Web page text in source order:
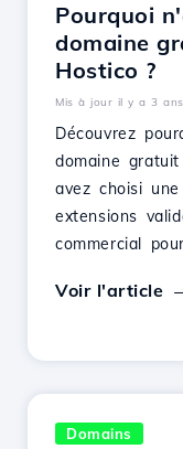
Pourquoi
domaine
Hostico ?
Mis à jour il y a 3 ans
Découvrez
domaine
avez choisi
extensions
commercial
Voir l'article
Domains